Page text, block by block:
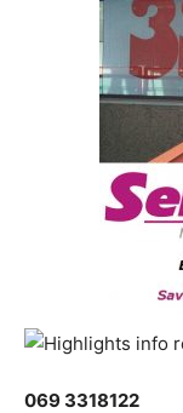
069 3318122